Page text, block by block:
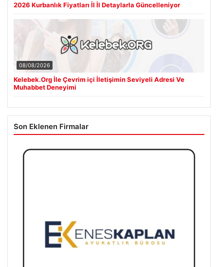
2026 Kurbanlık Fiyatları İl İl Detaylarla Güncelleniyor
08/08/2026
Kelebek.Org İle Çevrim içi İletişimin Seviyeli Adresi Ve
Muhabbet Deneyimi
Son Eklenen Firmalar